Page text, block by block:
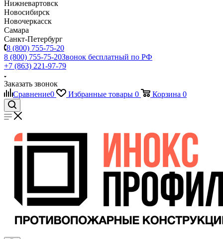
Нижневартовск
Новосибирск
Новочеркасск
Самара
Санкт-Петербург
8 (800) 755-75-20
8 (800) 755-75-20Звонок бесплатный по РФ
+7 (863) 221-97-79
Заказать звонок
Сравнение0 Избранные товары 0 Корзина 0